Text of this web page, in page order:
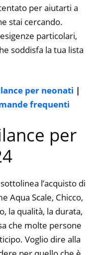
per aiutarti a
stai cercando.
particolari,
soddisfa la tua lista
per neonati |
frequenti
per
l’acquisto di
Aqua Scale, Chicco,
la qualità, la durata,
che molte persone
Voglio dire alla